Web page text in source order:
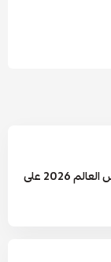
كيف تشاهد مباريات كأس العالم 2026 على